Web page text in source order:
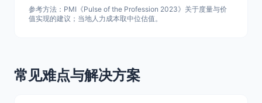
参考方法：PMI《Pulse of the Profession 2023》关于度量与价
值实现的建议；当地人力成本取中位估值。
常见难点与解决方案